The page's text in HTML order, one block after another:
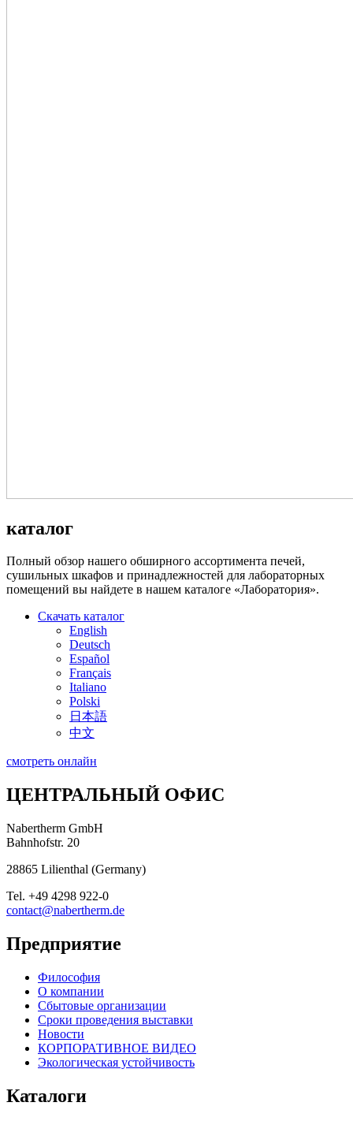
каталог
Полный обзор нашего обширного ассортимента печей,
сушильных шкафов и принадлежностей для лабораторных
помещений вы найдете в нашем каталоге «Лаборатория».
Скачать каталог
English
Deutsch
Español
Français
Italiano
Polski
日本語
中文
смотреть онлайн
ЦЕНТРАЛЬНЫЙ ОФИС
Nabertherm GmbH
Bahnhofstr. 20
28865 Lilienthal (Germany)
Tel. +49 4298 922-0
contact@nabertherm.de
Предприятие
Философия
О компании
Сбытовые организации
Сроки проведения выставки
Новости
КОРПОРАТИВНОЕ ВИДЕО
Экологическая устойчивость
Каталоги